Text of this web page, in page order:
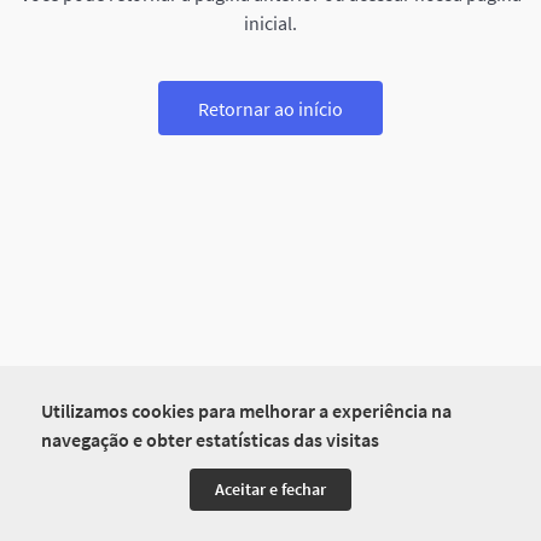
Utilizamos cookies para melhorar a experiência na
navegação e obter estatísticas das visitas
Aceitar e fechar
inicial.
Retornar ao início